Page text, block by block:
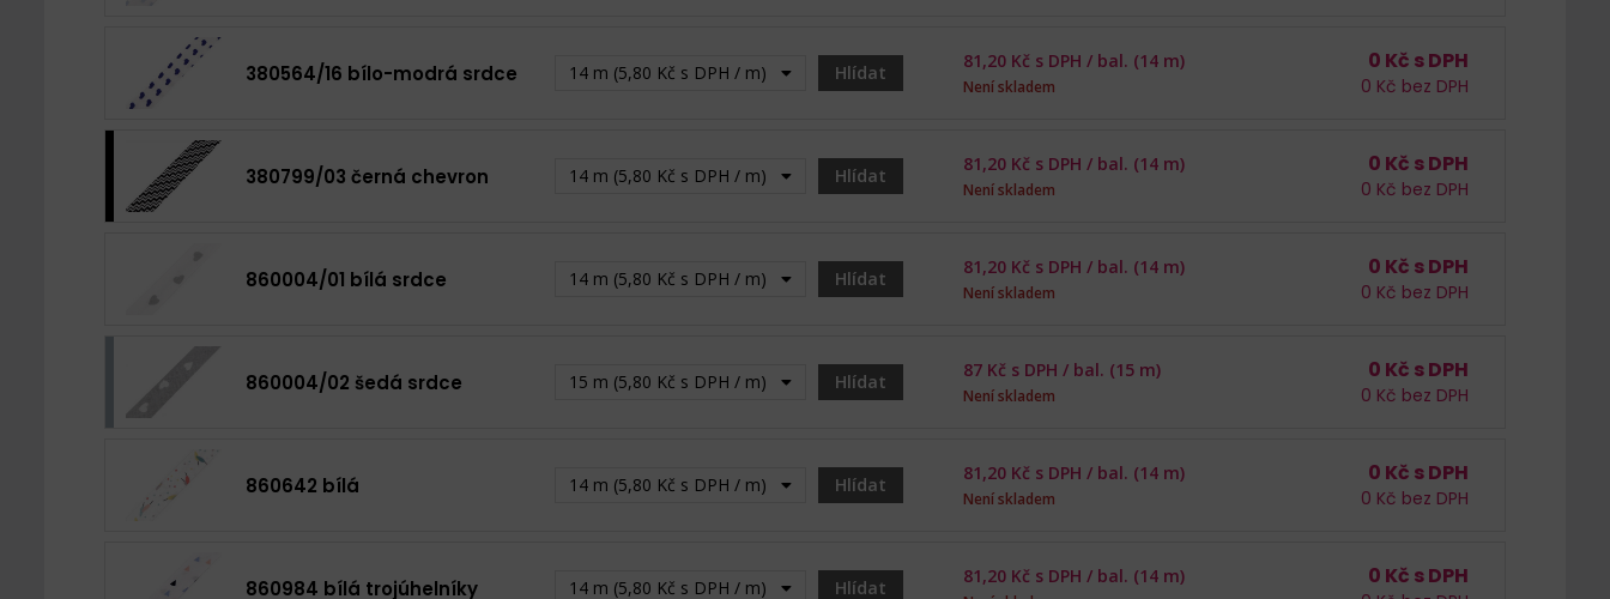
380564/16 bílo-modrá srdce 14 m (5,80 Kč s DPH / m) - Vyprodáno
Hlídat
81,20 Kč s DPH / bal. (14 m)
Není skladem
0 Kč s DPH
0 Kč bez DPH
380799/03 černá chevron 14 m (5,80 Kč s DPH / m) - Vyprodáno
Hlídat
81,20 Kč s DPH / bal. (14 m)
Není skladem
0 Kč s DPH
0 Kč bez DPH
860004/01 bílá srdce 14 m (5,80 Kč s DPH / m) - Vyprodáno
Hlídat
81,20 Kč s DPH / bal. (14 m)
Není skladem
0 Kč s DPH
0 Kč bez DPH
860004/02 šedá srdce 15 m (5,80 Kč s DPH / m) - Vyprodáno
Hlídat
87 Kč s DPH / bal. (15 m)
Není skladem
0 Kč s DPH
0 Kč bez DPH
860642 bílá 14 m (5,80 Kč s DPH / m) - Vyprodáno
Hlídat
81,20 Kč s DPH / bal. (14 m)
Není skladem
0 Kč s DPH
0 Kč bez DPH
860984 bílá trojúhelníky 14 m (5,80 Kč s DPH / m) - Vyprodáno
Hlídat
81,20 Kč s DPH / bal. (14 m) 0 Kč s DPH